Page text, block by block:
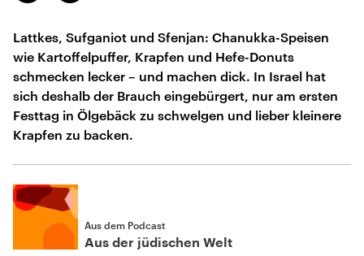
Lattkes, Sufganiot und Sfenjan: Chanukka-Speisen
wie Kartoffelpuffer, Krapfen und Hefe-Donuts
schmecken lecker – und machen dick. In Israel hat
sich deshalb der Brauch eingebürgert, nur am ersten
Festtag in Ölgebäck zu schwelgen und lieber kleinere
Krapfen zu backen.
Aus dem Podcast
Aus der jüdischen Welt